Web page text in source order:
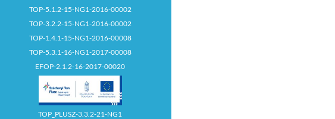
TOP-5.1.2-15-NG1-2016-00002
TOP-3.2.2-15-NG1-2016-00002
TOP-1.4.1-15-NG1-2016-00008
TOP-5.3.1-16-NG1-2017-00008
EFOP-2.1.2-16-2017-00020
TOP_PLUSZ-3.3.2-21-NG1